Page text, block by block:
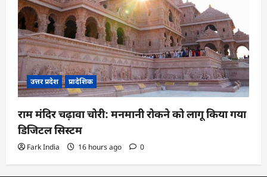
उत्तर प्रदेश प्रादेशिक
राम मंदिर चढ़ावा चोरी: मनमानी रोकने को लागू किया गया
डिजिटल सिस्टम
Fark India 16 hours ago 0